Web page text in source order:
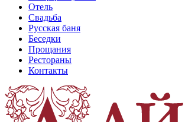
Отель
Свадьба
Русская баня
Беседки
Прощания
Рестораны
Контакты